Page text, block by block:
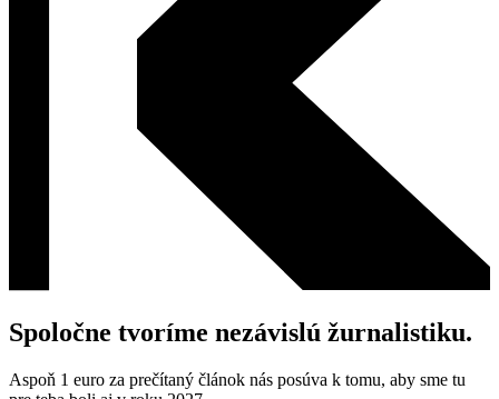
Spoločne tvoríme nezávislú žurnalistiku.
Aspoň 1 euro za prečítaný článok nás posúva k tomu, aby sme tu